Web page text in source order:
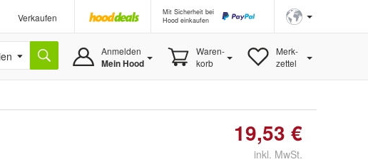
Verkaufen
Mit Sicherheit bei
Hood einkaufen
Anmelden
Mein Hood
Waren-
korb
Merk-
zettel
19,53 €
inkl. MwSt.